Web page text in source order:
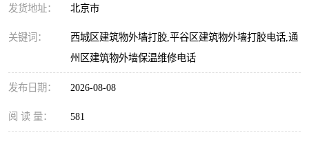
发货地址： 北京市
关键词：
西城区建筑物外墙打胶,平谷区建筑物外墙打胶电话,通
州区建筑物外墙保温维修电话
发布日期： 2026-08-08
阅 读 量： 581